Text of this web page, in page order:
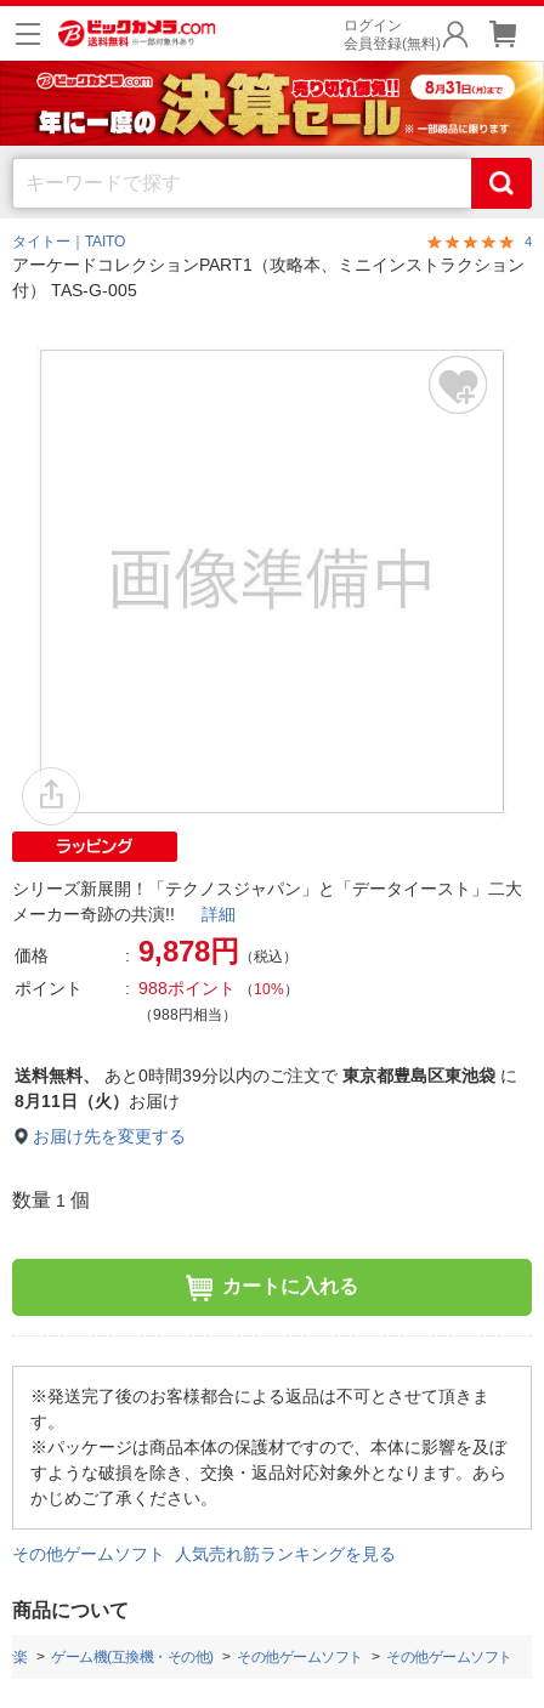
ログイン
会員登録(無料)
タイトー｜TAITO 4
アーケードコレクションPART1（攻略本、ミニインストラクション
付） TAS-G-005
シリーズ新展開！「テクノスジャパン」と「データイースト」二大
メーカー奇跡の共演!! 詳細
価格 9,878円 （税込）
ポイント 988ポイント （ 10%）
（988円相当）
送料無料、 あと0時間39分以内のご注文で 東京都豊島区東池袋 に
8月11日（火） お届け
お届け先を変更する
数量 1 個
カートに入れる
※発送完了後のお客様都合による返品は不可とさせて頂きま
す。
※パッケージは商品本体の保護材ですので、本体に影響を及ぼ
すような破損を除き、交換・返品対応対象外となります。あら
かじめご了承ください。
その他ゲームソフト 人気売れ筋ランキングを見る
商品について
楽 ゲーム機(互換機・その他) その他ゲームソフト その他ゲームソフト